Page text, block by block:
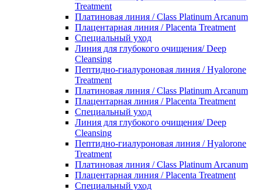
Treatment
Платиновая линия / Class Platinum Arcanum
Плацентарная линия / Placenta Treatment
Специальный уход
Линия для глубокого очищения/ Deep
Cleansing
Пептидно-гиалуроновая линия / Hyalorone
Treatment
Платиновая линия / Class Platinum Arcanum
Плацентарная линия / Placenta Treatment
Специальный уход
Линия для глубокого очищения/ Deep
Cleansing
Пептидно-гиалуроновая линия / Hyalorone
Treatment
Платиновая линия / Class Platinum Arcanum
Плацентарная линия / Placenta Treatment
Специальный уход